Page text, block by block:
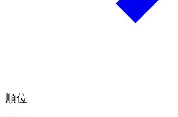
順位